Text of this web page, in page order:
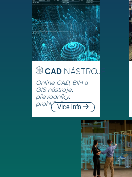
CADNÁSTROJE
Online CAD, BIM a
GIS nástroje,
převodníky,
prohlížečeVíce info